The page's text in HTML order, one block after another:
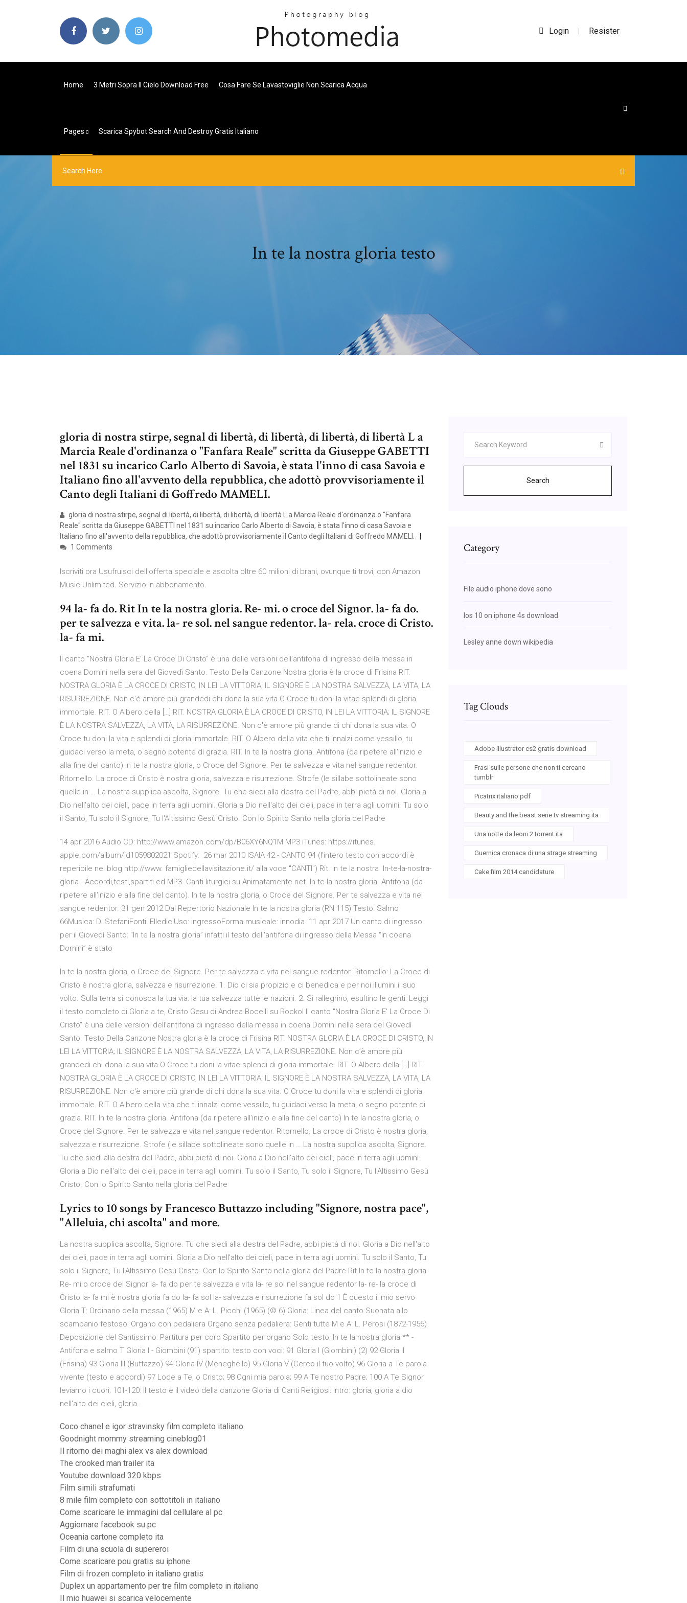
Login | Resister
Home 3 Metri Sopra Il Cielo Download Free Cosa Fare Se Lavastoviglie Non Scarica Acqua
Pages Scarica Spybot Search And Destroy Gratis Italiano
In te la nostra gloria testo
gloria di nostra stirpe, segnal di libertà, di libertà, di libertà, di libertà L a
Marcia Reale d'ordinanza o "Fanfara Reale" scritta da Giuseppe GABETTI
nel 1831 su incarico Carlo Alberto di Savoia, è stata l'inno di casa Savoia e
Italiano fino all'avvento della repubblica, che adottò provvisoriamente il
Canto degli Italiani di Goffredo MAMELI.
gloria di nostra stirpe, segnal di libertà, di libertà, di libertà, di libertà L a Marcia Reale d'ordinanza o "Fanfara
Reale" scritta da Giuseppe GABETTI nel 1831 su incarico Carlo Alberto di Savoia, è stata l'inno di casa Savoia e
Italiano fino all'avvento della repubblica, che adottò provvisoriamente il Canto degli Italiani di Goffredo MAMELI.
1 Comments
Iscriviti ora Usufruisci dell'offerta speciale e ascolta oltre 60 milioni di brani, ovunque ti trovi, con Amazon
Music Unlimited. Servizio in abbonamento.
94 la- fa do. Rit In te la nostra gloria. Re- mi. o croce del Signor. la- fa do.
per te salvezza e vita. la- re sol. nel sangue redentor. la- rela. croce di Cristo.
la- fa mi.
Il canto "Nostra Gloria E' La Croce Di Cristo" è una delle versioni dell’antifona di ingresso della messa in
coena Domini nella sera del Giovedì Santo. Testo Della Canzone Nostra gloria è la croce di Frisina RIT.
NOSTRA GLORIA È LA CROCE DI CRISTO, IN LEI LA VITTORIA; IL SIGNORE È LA NOSTRA SALVEZZA, LA VITA, LA
RISURREZIONE. Non c’è amore più grandedi chi dona la sua vita.O Croce tu doni la vitae splendi di gloria
immortale. RIT. O Albero della […] RIT. NOSTRA GLORIA È LA CROCE DI CRISTO, IN LEI LA VITTORIA; IL SIGNORE
È LA NOSTRA SALVEZZA, LA VITA, LA RISURREZIONE. Non c'è amore più grande di chi dona la sua vita. O
Croce tu doni la vita e splendi di gloria immortale. RIT. O Albero della vita che ti innalzi come vessillo, tu
guidaci verso la meta, o segno potente di grazia. RIT. In te la nostra gloria. Antifona (da ripetere all'inizio e
alla fine del canto) In te la nostra gloria, o Croce del Signore. Per te salvezza e vita nel sangue redentor.
Ritornello. La croce di Cristo è nostra gloria, salvezza e risurrezione. Strofe (le sillabe sottolineate sono
quelle in … La nostra supplica ascolta, Signore. Tu che siedi alla destra del Padre, abbi pietà di noi. Gloria a
Dio nell'alto dei cieli, pace in terra agli uomini. Gloria a Dio nell'alto dei cieli, pace in terra agli uomini. Tu solo
il Santo, Tu solo il Signore, Tu l'Altissimo Gesù Cristo. Con lo Spirito Santo nella gloria del Padre
14 apr 2016 Audio CD: http://www.amazon.com/dp/B06XY6NQ1M MP3 iTunes: https://itunes.
apple.com/album/id1059802021 Spotify: 26 mar 2010 ISAIA 42 - CANTO 94 (l'intero testo con accordi è
reperibile nel blog http://www. famigliedellavisitazione.it/ alla voce "CANTI") Rit. In te la nostra In-te-la-nostra-
gloria - Accordi,testi,spartiti ed MP3. Canti liturgici su Animatamente.net. In te la nostra gloria. Antifona (da
ripetere all'inizio e alla fine del canto). In te la nostra gloria, o Croce del Signore. Per te salvezza e vita nel
sangue redentor. 31 gen 2012 Dal Repertorio Nazionale In te la nostra gloria (RN 115) Testo: Salmo
66Musica: D. StefaniFonti: EllediciUso: ingressoForma musicale: innodia 11 apr 2017 Un canto di ingresso
per il Giovedì Santo: “In te la nostra gloria” infatti il testo dell'antifona di ingresso della Messa “In coena
Domini” è stato
In te la nostra gloria, o Croce del Signore. Per te salvezza e vita nel sangue redentor. Ritornello: La Croce di
Cristo è nostra gloria, salvezza e risurrezione. 1. Dio ci sia propizio e ci benedica e per noi illumini il suo
volto. Sulla terra si conosca la tua via: la tua salvezza tutte le nazioni. 2. Si rallegrino, esultino le genti: Leggi
il testo completo di Gloria a te, Cristo Gesu di Andrea Bocelli su Rockol Il canto "Nostra Gloria E' La Croce Di
Cristo" è una delle versioni dell’antifona di ingresso della messa in coena Domini nella sera del Giovedì
Santo. Testo Della Canzone Nostra gloria è la croce di Frisina RIT. NOSTRA GLORIA È LA CROCE DI CRISTO, IN
LEI LA VITTORIA; IL SIGNORE È LA NOSTRA SALVEZZA, LA VITA, LA RISURREZIONE. Non c’è amore più
grandedi chi dona la sua vita.O Croce tu doni la vitae splendi di gloria immortale. RIT. O Albero della […] RIT.
NOSTRA GLORIA È LA CROCE DI CRISTO, IN LEI LA VITTORIA; IL SIGNORE È LA NOSTRA SALVEZZA, LA VITA, LA
RISURREZIONE. Non c'è amore più grande di chi dona la sua vita. O Croce tu doni la vita e splendi di gloria
immortale. RIT. O Albero della vita che ti innalzi come vessillo, tu guidaci verso la meta, o segno potente di
grazia. RIT. In te la nostra gloria. Antifona (da ripetere all'inizio e alla fine del canto) In te la nostra gloria, o
Croce del Signore. Per te salvezza e vita nel sangue redentor. Ritornello. La croce di Cristo è nostra gloria,
salvezza e risurrezione. Strofe (le sillabe sottolineate sono quelle in … La nostra supplica ascolta, Signore.
Tu che siedi alla destra del Padre, abbi pietà di noi. Gloria a Dio nell'alto dei cieli, pace in terra agli uomini.
Gloria a Dio nell'alto dei cieli, pace in terra agli uomini. Tu solo il Santo, Tu solo il Signore, Tu l'Altissimo Gesù
Cristo. Con lo Spirito Santo nella gloria del Padre
Lyrics to 10 songs by Francesco Buttazzo including "Signore, nostra pace",
"Alleluia, chi ascolta" and more.
La nostra supplica ascolta, Signore. Tu che siedi alla destra del Padre, abbi pietà di noi. Gloria a Dio nell'alto
dei cieli, pace in terra agli uomini. Gloria a Dio nell'alto dei cieli, pace in terra agli uomini. Tu solo il Santo, Tu
solo il Signore, Tu l'Altissimo Gesù Cristo. Con lo Spirito Santo nella gloria del Padre Rit In te la nostra gloria
Re- mi o croce del Signor la- fa do per te salvezza e vita la- re sol nel sangue redentor la- re- la croce di
Cristo la- fa mi è nostra gloria fa do la- fa sol la- salvezza e risurrezione fa sol do 1 È questo il mio servo
Gloria T: Ordinario della messa (1965) M e A: L. Picchi (1965) (© 6) Gloria: Linea del canto Suonata allo
scampanio festoso: Organo con pedaliera Organo senza pedaliera: Genti tutte M e A: L. Perosi (1872-1956)
Deposizione del Santissimo: Partitura per coro Spartito per organo Solo testo: In te la nostra gloria ** -
Antifona e salmo T Gloria I - Giombini (91) spartito: testo con voci: 91 Gloria I (Giombini) (2) 92 Gloria II
(Frisina) 93 Gloria III (Buttazzo) 94 Gloria IV (Meneghello) 95 Gloria V (Cerco il tuo volto) 96 Gloria a Te parola
vivente (testo e accordi) 97 Lode a Te, o Cristo; 98 Ogni mia parola; 99 A Te nostro Padre; 100 A Te Signor
leviamo i cuori; 101-120: Il testo e il video della canzone Gloria di Canti Religiosi: Intro: gloria, gloria a dio
nell'alto dei cieli, gloria..
Coco chanel e igor stravinsky film completo italiano
Goodnight mommy streaming cineblog01
Il ritorno dei maghi alex vs alex download
The crooked man trailer ita
Youtube download 320 kbps
Film simili strafumati
8 mile film completo con sottotitoli in italiano
Come scaricare le immagini dal cellulare al pc
Aggiornare facebook su pc
Oceania cartone completo ita
Film di una scuola di supereroi
Come scaricare pou gratis su iphone
Film di frozen completo in italiano gratis
Duplex un appartamento per tre film completo in italiano
Il mio huawei si scarica velocemente
Search
Category
File audio iphone dove sono
Ios 10 on iphone 4s download
Lesley anne down wikipedia
Tag Clouds
Adobe illustrator cs2 gratis download
Frasi sulle persone che non ti cercano
tumblr
Picatrix italiano pdf
Beauty and the beast serie tv streaming ita
Una notte da leoni 2 torrent ita
Guernica cronaca di una strage streaming
Cake film 2014 candidature